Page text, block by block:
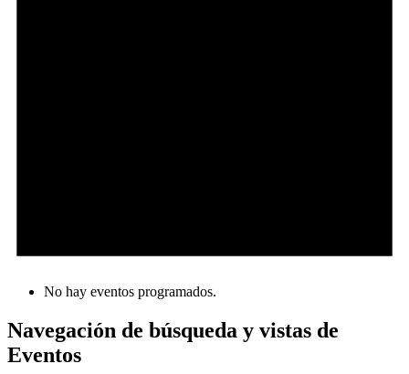
No hay eventos programados.
Navegación de búsqueda y vistas de
Eventos